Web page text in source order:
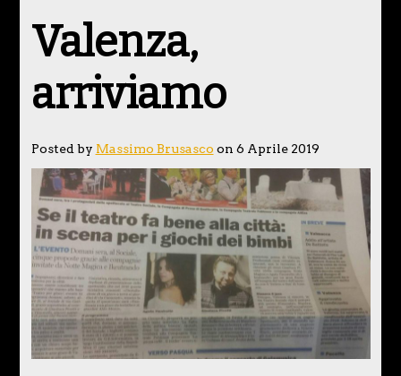
Valenza,
arriviamo
Posted by Massimo Brusasco on 6 Aprile 2019